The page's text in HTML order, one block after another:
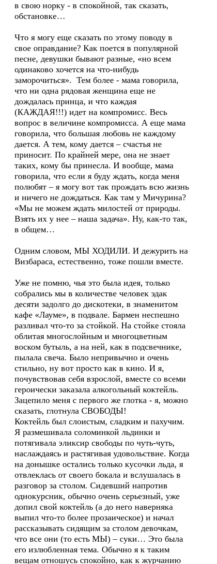
в свою норку - в спокойной, так сказать,
обстановке…
Что я могу еще сказать по этому поводу в
свое оправдание? Как поется в популярной
песне, девушки бывают разные, «но всем
одинаково хочется на что-нибудь
заморочиться». Тем более - мама говорила,
что ни одна рядовая женщина еще не
дождалась принца, и что каждая
(КАЖДАЯ!!!) идет на компромисс. Весь
вопрос в величине компромисса. А еще мама
говорила, что большая любовь не каждому
дается. А тем, кому дается – счастья не
приносит. По крайней мере, она не знает
таких, кому бы принесла. И вообще, мама
говорила, что если я буду ждать, когда меня
полюбят – я могу вот так прождать всю жизнь
и ничего не дождаться. Как там у Мичурина?
«Мы не можем ждать милостей от природы.
Взять их у нее – наша задача». Ну, как-то так,
в общем…
Одним словом, МЫ ХОДИЛИ. И дежурить на
Визбараса, естественно, тоже пошли вместе.
Уже не помню, чья это была идея, только
собрались мы в количестве человек эдак
десяти задолго до дискотеки, в знаменитом
кафе «Лауме», в подвале. Бармен неспешно
разливал что-то за стойкой. На стойке стояла
облитая многослойным и многоцветным
воском бутыль, а на ней, как в подсвечнике,
пылала свеча. Было непривычно и очень
стильно, ну вот просто как в кино. И я,
почувствовав себя взрослой, вместе со всеми
героически заказала алкогольный коктейль.
Зацепило меня с первого же глотка - я, можно
сказать, глотнула СВОБОДЫ!
Коктейль был слоистым, сладким и пахучим.
Я размешивала соломинкой льдинки и
потягивала эликсир свободы по чуть-чуть,
наслаждаясь и растягивая удовольствие. Когда
на донышке остались только кусочки льда, я
отвлеклась от своего бокала и вслушалась в
разговор за столом. Сидевший напротив
однокурсник, обычно очень серьезный, уже
допил свой коктейль (а до него наверняка
выпил что-то более прозаическое) и начал
рассказывать сидящим за столом девочкам,
что все они (то есть МЫ) – суки… Это была
его излюбленная тема. Обычно я к таким
вещам отношусь спокойно, как к журчанию